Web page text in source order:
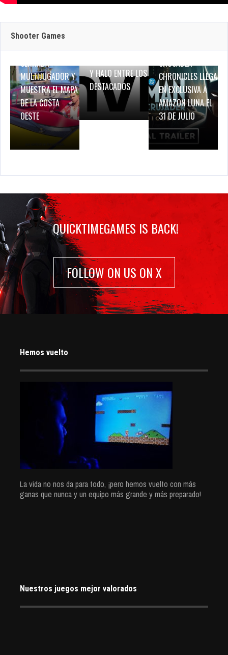
Shooter Games
WORLD TOUR
ANUNCIA SU
PRUEBA DE RED
CERRADA
MULTIJUGADOR Y
MUESTRA EL MAPA
DE LA COSTA
OESTE
GEFORCE NOW
SUMA 9 JUEGOS
Y HALO ENTRE LOS
DESTACADOS
BATMAN: CAPED
CRUSADER –
CHRONICLES LLEGA
EN EXCLUSIVA A
AMAZON LUNA EL
31 DE JULIO
QUICKTIMEGAMES IS BACK!
FOLLOW ON US ON X
Hemos vuelto
La vida no nos da para todo, ¡pero hemos vuelto con más
ganas que nunca y un equipo más grande y más preparado!
Nuestros juegos mejor valorados